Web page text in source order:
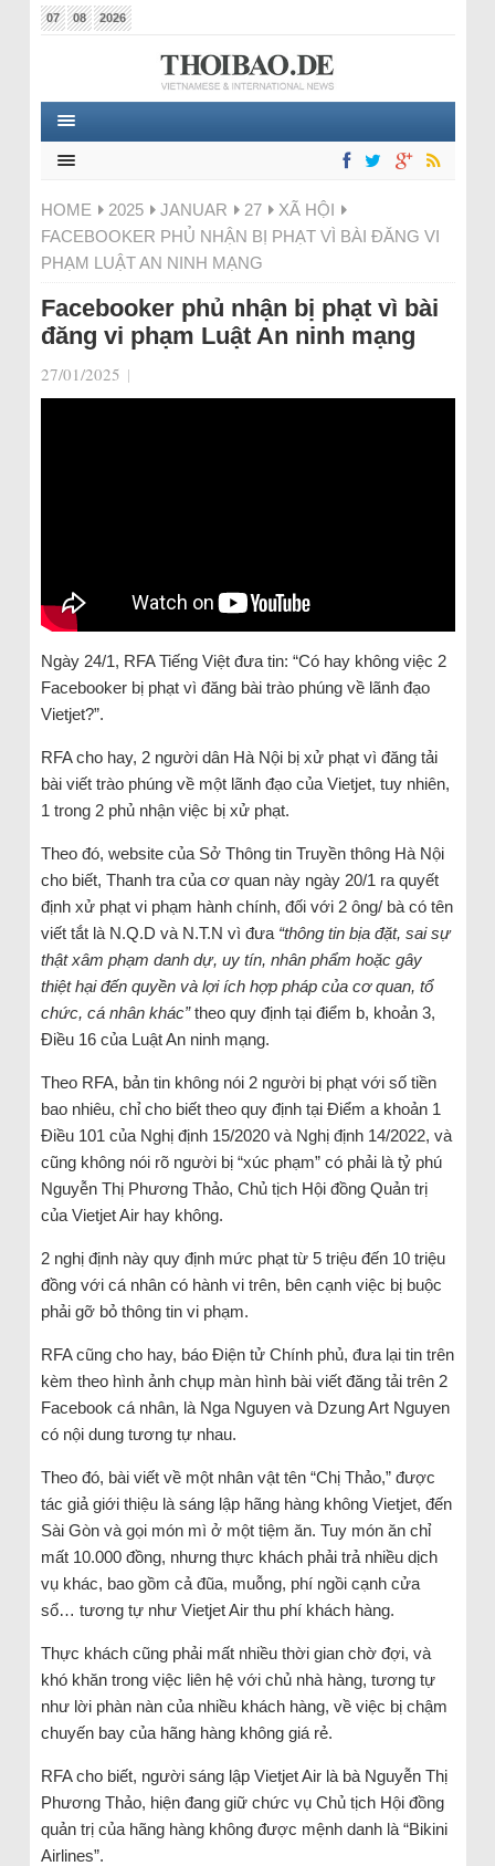
07 08 2026
HOME 2025 JANUAR 27
XÃ HỘI
FACEBOOKER PHỦ NHẬN BỊ PHẠT VÌ BÀI ĐĂNG VI
PHẠM LUẬT AN NINH MẠNG
Facebooker phủ nhận bị phạt vì bài
đăng vi phạm Luật An ninh mạng
27/01/2025 |
Ngày 24/1, RFA Tiếng Việt đưa tin: “Có hay không việc 2
Facebooker bị phạt vì đăng bài trào phúng về lãnh đạo
Vietjet?”.
RFA cho hay, 2 người dân Hà Nội bị xử phạt vì đăng tải
bài viết trào phúng về một lãnh đạo của Vietjet, tuy nhiên,
1 trong 2 phủ nhận việc bị xử phạt.
Theo đó, website của Sở Thông tin Truyền thông Hà Nội
cho biết, Thanh tra của cơ quan này ngày 20/1 ra quyết
định xử phạt vi phạm hành chính, đối với 2 ông/ bà có tên
viết tắt là N.Q.D và N.T.N vì đưa“thông tin bịa đặt, sai sự
thật xâm phạm danh dự, uy tín, nhân phẩm hoặc gây
thiệt hại đến quyền và lợi ích hợp pháp của cơ quan, tổ
chức, cá nhân khác”theo quy định tại điểm b, khoản 3,
Điều 16 của Luật An ninh mạng.
Theo RFA, bản tin không nói 2 người bị phạt với số tiền
bao nhiêu, chỉ cho biết theo quy định tại Điểm a khoản 1
Điều 101 của Nghị định 15/2020 và Nghị định 14/2022, và
cũng không nói rõ người bị “xúc phạm” có phải là tỷ phú
Nguyễn Thị Phương Thảo, Chủ tịch Hội đồng Quản trị
của Vietjet Air hay không.
2 nghị định này quy định mức phạt từ 5 triệu đến 10 triệu
đồng với cá nhân có hành vi trên, bên cạnh việc bị buộc
phải gỡ bỏ thông tin vi phạm.
RFA cũng cho hay, báo Điện tử Chính phủ, đưa lại tin trên
kèm theo hình ảnh chụp màn hình bài viết đăng tải trên 2
Facebook cá nhân, là Nga Nguyen và Dzung Art Nguyen
có nội dung tương tự nhau.
Theo đó, bài viết về một nhân vật tên “Chị Thảo,” được
tác giả giới thiệu là sáng lập hãng hàng không Vietjet, đến
Sài Gòn và gọi món mì ở một tiệm ăn. Tuy món ăn chỉ
mất 10.000 đồng, nhưng thực khách phải trả nhiều dịch
vụ khác, bao gồm cả đũa, muỗng, phí ngồi cạnh cửa
sổ… tương tự như Vietjet Air thu phí khách hàng.
Thực khách cũng phải mất nhiều thời gian chờ đợi, và
khó khăn trong việc liên hệ với chủ nhà hàng, tương tự
như lời phàn nàn của nhiều khách hàng, về việc bị chậm
chuyến bay của hãng hàng không giá rẻ.
RFA cho biết, người sáng lập Vietjet Air là bà Nguyễn Thị
Phương Thảo, hiện đang giữ chức vụ Chủ tịch Hội đồng
quản trị của hãng hàng không được mệnh danh là “Bikini
Airlines”.